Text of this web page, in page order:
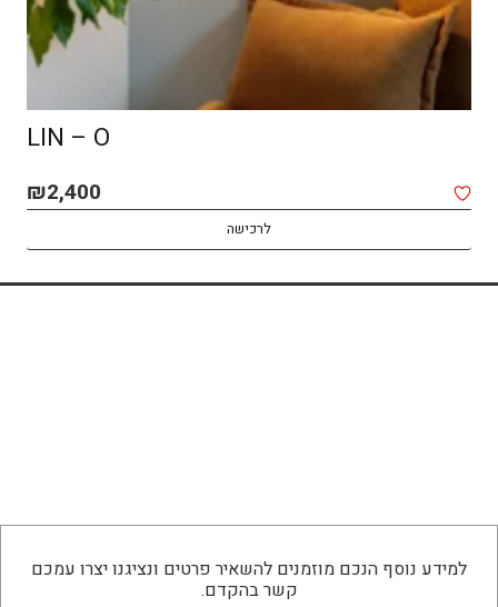
LIN – O
₪2,400
לרכישה
למידע נוסף הנכם מוזמנים להשאיר פרטים ונציגנו יצרו עמכם
קשר בהקדם.